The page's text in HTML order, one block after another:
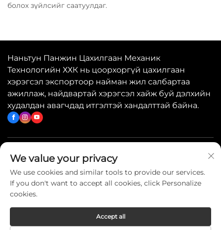
болох зүйлсийг саатуулдаг.
Наньтун Панжин Цахилгаан Механик
Технологийн ХХК нь цоорхоргүй цахилгаан
хэрэгсэл экспортоор найман жил салбартаа
ажиллаж, найдвартай хэрэгсэл хайж буй дэлхийн
худалдан авагчдад итгэлтэй хандалттай байна.
Хурдан холбоосууд
Биднитай холбогдох
We value your privacy
We use cookies and similar tools to provide our services.
If you don't want to accept all cookies, click Personalize
cookies.
Accept all